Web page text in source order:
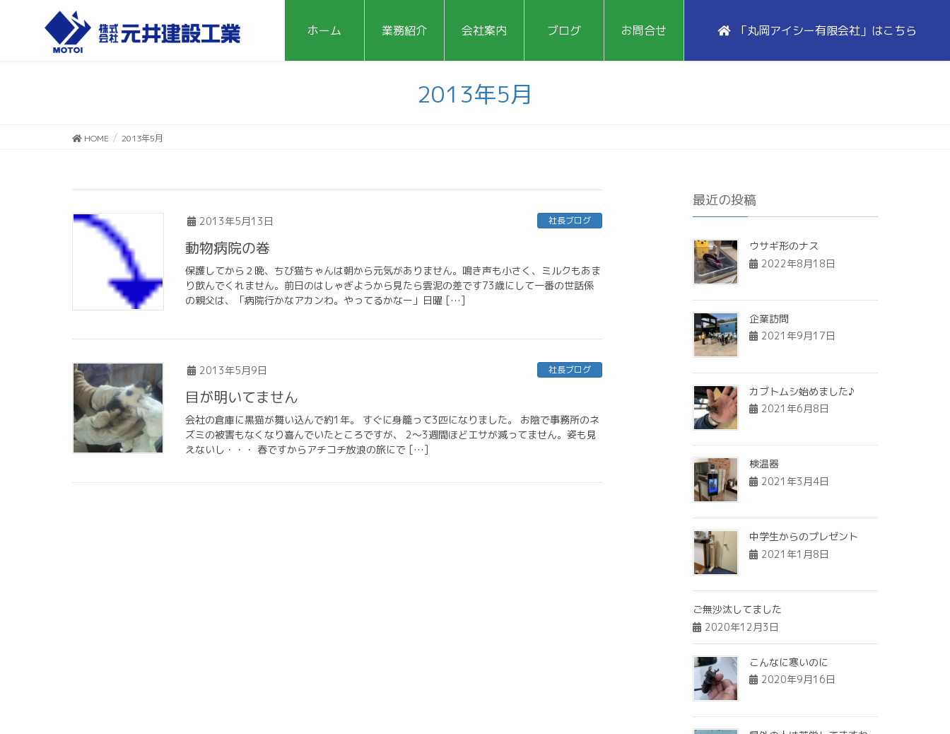
ホーム 業務紹介 会社案内 ブログ お問合せ 「丸岡アイシー有限会社」はこちら
2013年5月
HOME 2013年5月
2013年5月13日 社長ブログ
動物病院の巻
保護してから２晩、ちび猫ちゃんは朝から元気がありません。鳴き声も小さく、ミルクもあま
り飲んでくれません。前日のはしゃぎようから見たら雲泥の差です73歳にして一番の世話係
の親父は、「病院行かなアカンわ。やってるかなー」日曜 […]
2013年5月9日 社長ブログ
目が明いてません
会社の倉庫に黒猫が舞い込んで約1年。 すぐに身籠って3匹になりました。 お陰で事務所のネ
ズミの被害もなくなり喜んでいたところですが、 2～3週間ほどエサが減ってません。姿も見
えないし・・・ 春ですからアチコチ放浪の旅にで […]
最近の投稿
ウサギ形のナス
2022年8月18日
企業訪問
2021年9月17日
カブトムシ始めました♪
2021年6月8日
検温器
2021年3月4日
中学生からのプレゼント
2021年1月8日
ご無沙汰してました
2020年12月3日
こんなに寒いのに
2020年9月16日